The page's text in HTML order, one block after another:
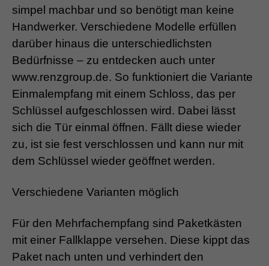
simpel machbar und so benötigt man keine
Handwerker. Verschiedene Modelle erfüllen
darüber hinaus die unterschiedlichsten
Bedürfnisse – zu entdecken auch unter
www.renzgroup.de. So funktioniert die Variante
Einmalempfang mit einem Schloss, das per
Schlüssel aufgeschlossen wird. Dabei lässt
sich die Tür einmal öffnen. Fällt diese wieder
zu, ist sie fest verschlossen und kann nur mit
dem Schlüssel wieder geöffnet werden.
Verschiedene Varianten möglich
Für den Mehrfachempfang sind Paketkästen
mit einer Fallklappe versehen. Diese kippt das
Paket nach unten und verhindert den